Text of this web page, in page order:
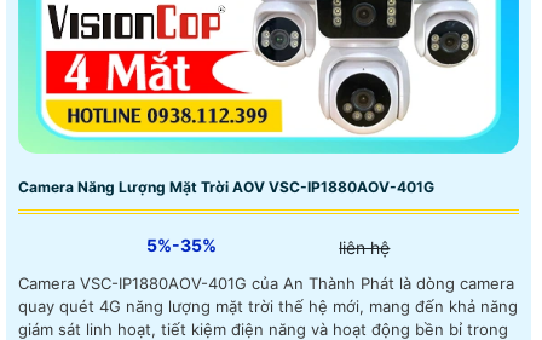
Camera Năng Lượng Mặt Trời AOV VSC-IP1880AOV-401G
5%-35% liên hệ
Camera VSC-IP1880AOV-401G của An Thành Phát là dòng camera
quay quét 4G năng lượng mặt trời thế hệ mới, mang đến khả năng
giám sát linh hoạt, tiết kiệm điện năng và hoạt động bền bỉ trong